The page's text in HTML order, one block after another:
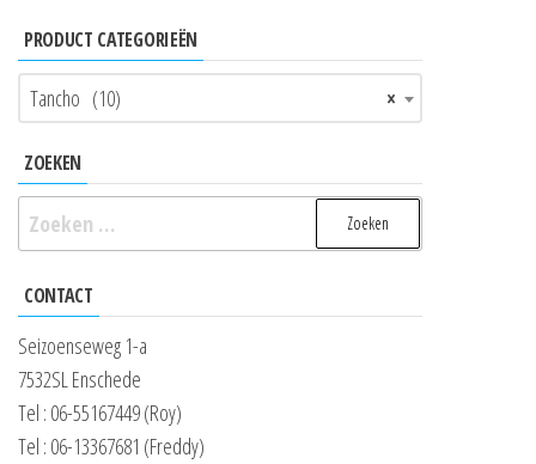
PRODUCT CATEGORIEËN
×
Tancho (10)
ZOEKEN
Zoeken
naar:
CONTACT
Seizoenseweg 1-a
7532SL Enschede
Tel : 06-55167449 (Roy)
Tel : 06-13367681 (Freddy)